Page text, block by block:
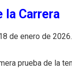
la Carrera
de enero de 2026.
prueba de la